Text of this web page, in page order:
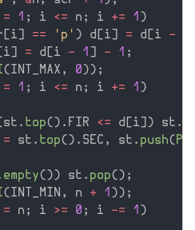
= 1 ; i <= n ; i += 1 )
[i] == 'p' ) d [i] = d [i -
i] = d [i - 1 ] - 1 ;
(INT_MAX , 0)) ;
= 1 ; i <= n ; i += 1 )
st . top() . FIR <= d [i] ) st .
= st . top() . SEC , st . push(
empty()) st . pop() ;
(INT_MIN , n + 1 )) ;
= n ; i >= 0 ; i -= 1 )